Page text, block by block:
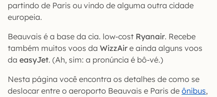
partindo de Paris ou vindo de alguma outra cidade
europeia.
Beauvais é a base da cia. low-cost Ryanair. Recebe
também muitos voos da WizzAir e ainda alguns voos
da easyJet. (Ah, sim: a pronúncia é bô-vé.)
Nesta página você encontra os detalhes de como se
deslocar entre o aeroporto Beauvais e Paris de ônibus,